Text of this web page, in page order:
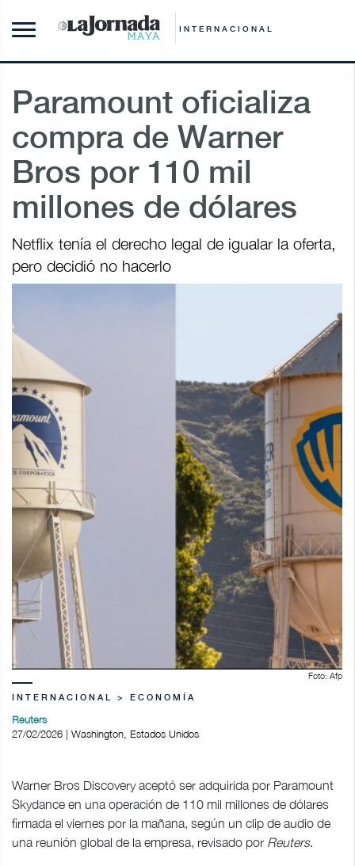
INTERNACIONAL
Paramount oficializa
compra de Warner
Bros por 110 mil
millones de dólares
Netflix tenía el derecho legal de igualar la oferta,
pero decidió no ⁠hacerlo
Foto: Afp
INTERNACIONAL > ECONOMÍA
Reuters
27/02/2026 | Washington, Estados Unidos
Warner Bros Discovery aceptó ser ⁠adquirida ⁠por Paramount
Skydance en una operación de 110 mil millones de dólares
firmada el viernes por la mañana, según un clip de audio de
una reunión global de la empresa, revisado por Reuters.